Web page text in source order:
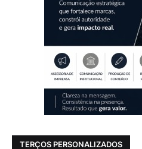
TERÇOS PERSONALIZADOS